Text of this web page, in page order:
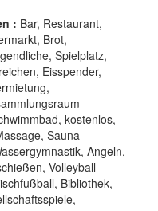
: Bar, Restaurant,
Brot,
Spielplatz,
Eisspender,
kostenlos,
Sauna
Angeln,
Volleyball -
Bibliothek,